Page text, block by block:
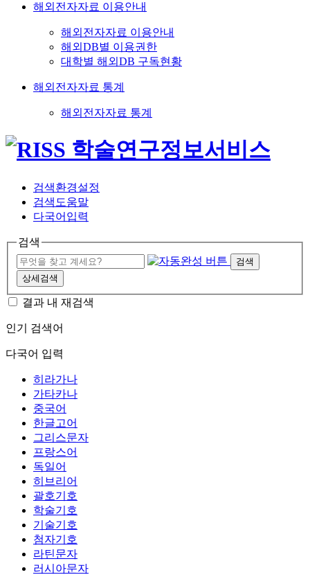
해외전자자료 이용안내
해외전자자료 이용안내
해외DB별 이용권한
대학별 해외DB 구독현황
해외전자자료 통계
해외전자자료 통계
검색환경설정
검색도움말
다국어입력
검색
검색
상세검색
결과 내 재검색
인기 검색어
다국어 입력
히라가나
가타카나
중국어
한글고어
그리스문자
프랑스어
독일어
히브리어
괄호기호
학술기호
기술기호
첨자기호
라틴문자
러시아문자